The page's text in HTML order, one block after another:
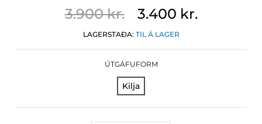
3.900 kr. 3.400 kr.
LAGERSTAÐA: TIL Á LAGER
ÚTGÁFUFORM
Kilja